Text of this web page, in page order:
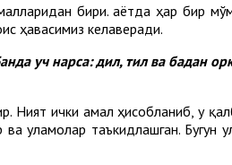
бири. Ҳаётда ҳар бир
ҳавасимиз келаверади.
уч нарса: дил, тил ва бадан
ички амал ҳисобланиб, у
уламолар таъкидлашган. Бугун